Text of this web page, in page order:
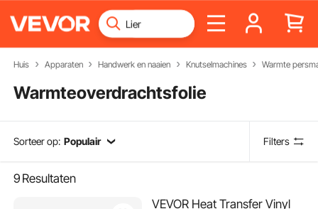
Huis Apparaten Handwerk en naaien Knutselmachines Warmte
Warmteoverdrachtsfolie
Sorteer op: Populair Filters
9 Resultaten
VEVOR Heat Transfer Vinyl